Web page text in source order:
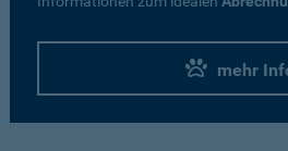
mehr